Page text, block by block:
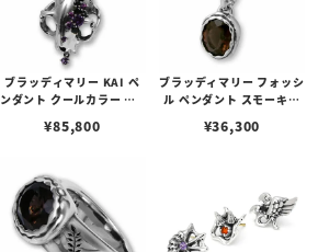
ブラッディマリー KAI ペ
ンダント クールカラー （B
¥85,800
ブラッディマリー フォッシ
ル ペンダント スモーキー
¥36,300